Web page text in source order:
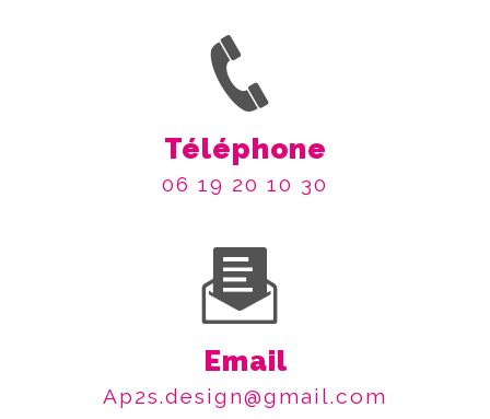
Téléphone
06 19 20 10 30
Email
ap2s.design@gmail.com